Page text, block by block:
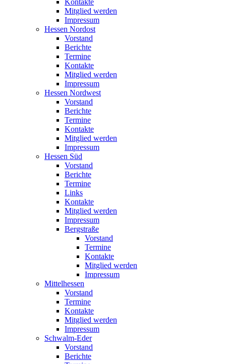
Kontakte
Mitglied werden
Impressum
Hessen Nordost
Vorstand
Berichte
Termine
Kontakte
Mitglied werden
Impressum
Hessen Nordwest
Vorstand
Berichte
Termine
Kontakte
Mitglied werden
Impressum
Hessen Süd
Vorstand
Berichte
Termine
Links
Kontakte
Mitglied werden
Impressum
Bergstraße
Vorstand
Termine
Kontakte
Mitglied werden
Impressum
Mittelhessen
Vorstand
Termine
Kontakte
Mitglied werden
Impressum
Schwalm-Eder
Vorstand
Berichte